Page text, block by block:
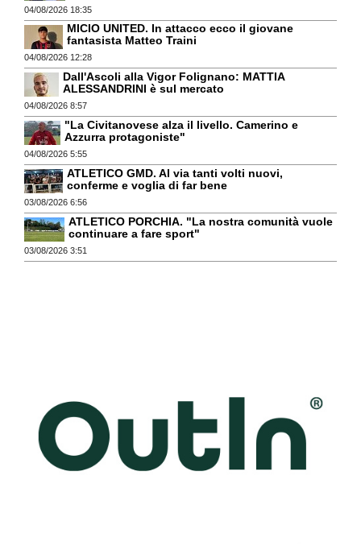
04/08/2026 18:35
MICIO UNITED. In attacco ecco il giovane
fantasista Matteo Traini
04/08/2026 12:28
Dall'Ascoli alla Vigor Folignano: MATTIA
ALESSANDRINI è sul mercato
04/08/2026 8:57
"La Civitanovese alza il livello. Camerino e
Azzurra protagoniste"
04/08/2026 5:55
ATLETICO GMD. Al via tanti volti nuovi,
conferme e voglia di far bene
03/08/2026 6:56
ATLETICO PORCHIA. "La nostra comunità vuole
continuare a fare sport"
03/08/2026 3:51